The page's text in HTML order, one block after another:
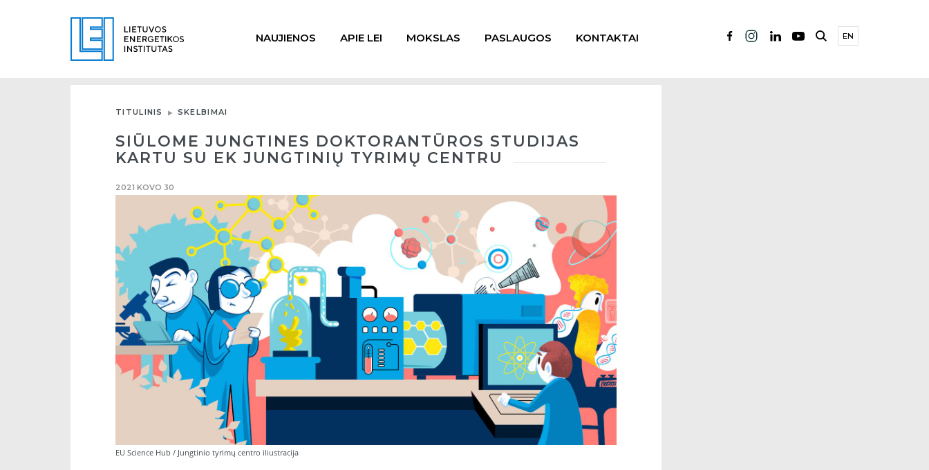
NAUJIENOS APIE LEI MOKSLAS PASLAUGOS KONTAKTAI EN
TITULINIS SKELBIMAI
SIŪLOME JUNGTINES DOKTORANTŪROS STUDIJAS
KARTU SU EK JUNGTINIŲ TYRIMŲ CENTRU
2021 KOVO 30
EU Science Hub / Jungtinio tyrimų centro iliustracija